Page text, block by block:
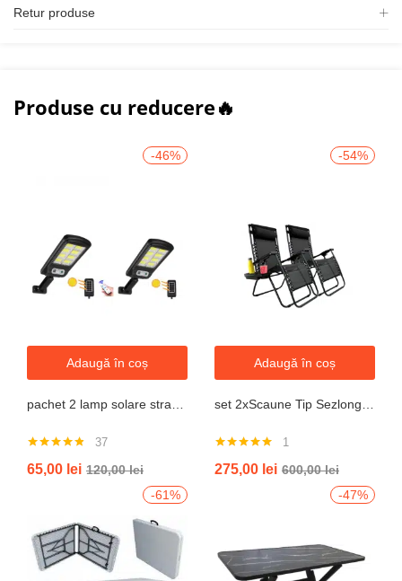
Retur produse
Produse cu reducere🔥
-46%
Adaugă în coș
4.76din 5
37
65,00 lei 120,00lei
-54%
Adaugă în coș
5.00din 5
1
275,00 lei 600,00lei
-61%
-47%